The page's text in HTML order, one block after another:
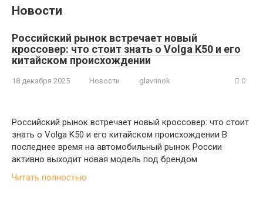
Новости
Российский рынок встречает новый
кроссовер: что стоит знать о Volga K50 и его
китайском происхождении
18 декабря 2025 Новости glavrinok 0
Российский рынок встречает новый кроссовер: что стоит
знать о Volga K50 и его китайском происхождении В
последнее время на автомобильный рынок России
активно выходит новая модель под брендом
Читать полностью